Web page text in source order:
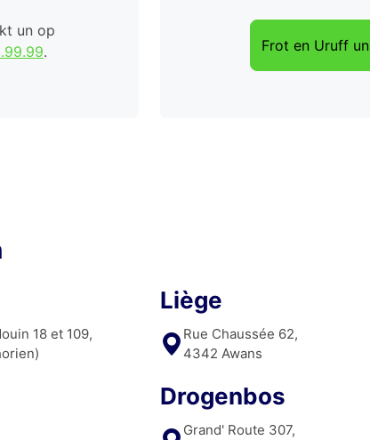
un op
. Frot en Uruff un
18 et 109,
Liège
Rue Chaussée 62,
4342 Awans
Drogenbos
Grand' Route 307,